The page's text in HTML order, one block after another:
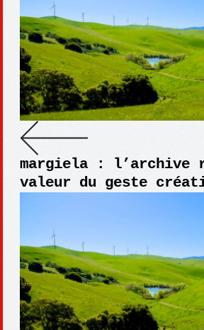
margiela : l’archive
valeur du geste